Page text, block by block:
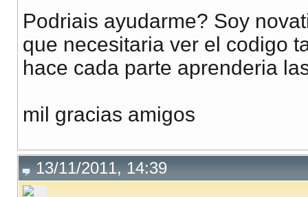
Podriais ayudarme? Soy
que necesitaria ver el codigo
hace cada parte aprenderia
mil gracias amigos
13/11/2011, 14:39